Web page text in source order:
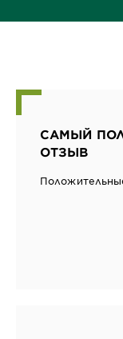
САМЫЙ
ОТЗЫВ